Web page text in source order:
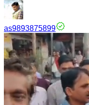
as9893875899